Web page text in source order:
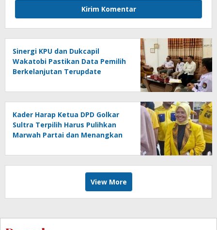
Sinergi KPU dan Dukcapil
Wakatobi Pastikan Data Pemilih
Berkelanjutan Terupdate
Kader Harap Ketua DPD Golkar
Sultra Terpilih Harus Pulihkan
Marwah Partai dan Menangkan
View More